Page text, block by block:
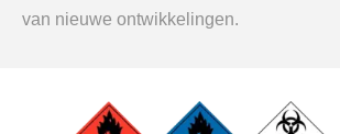
van nieuwe ontwikkelingen.